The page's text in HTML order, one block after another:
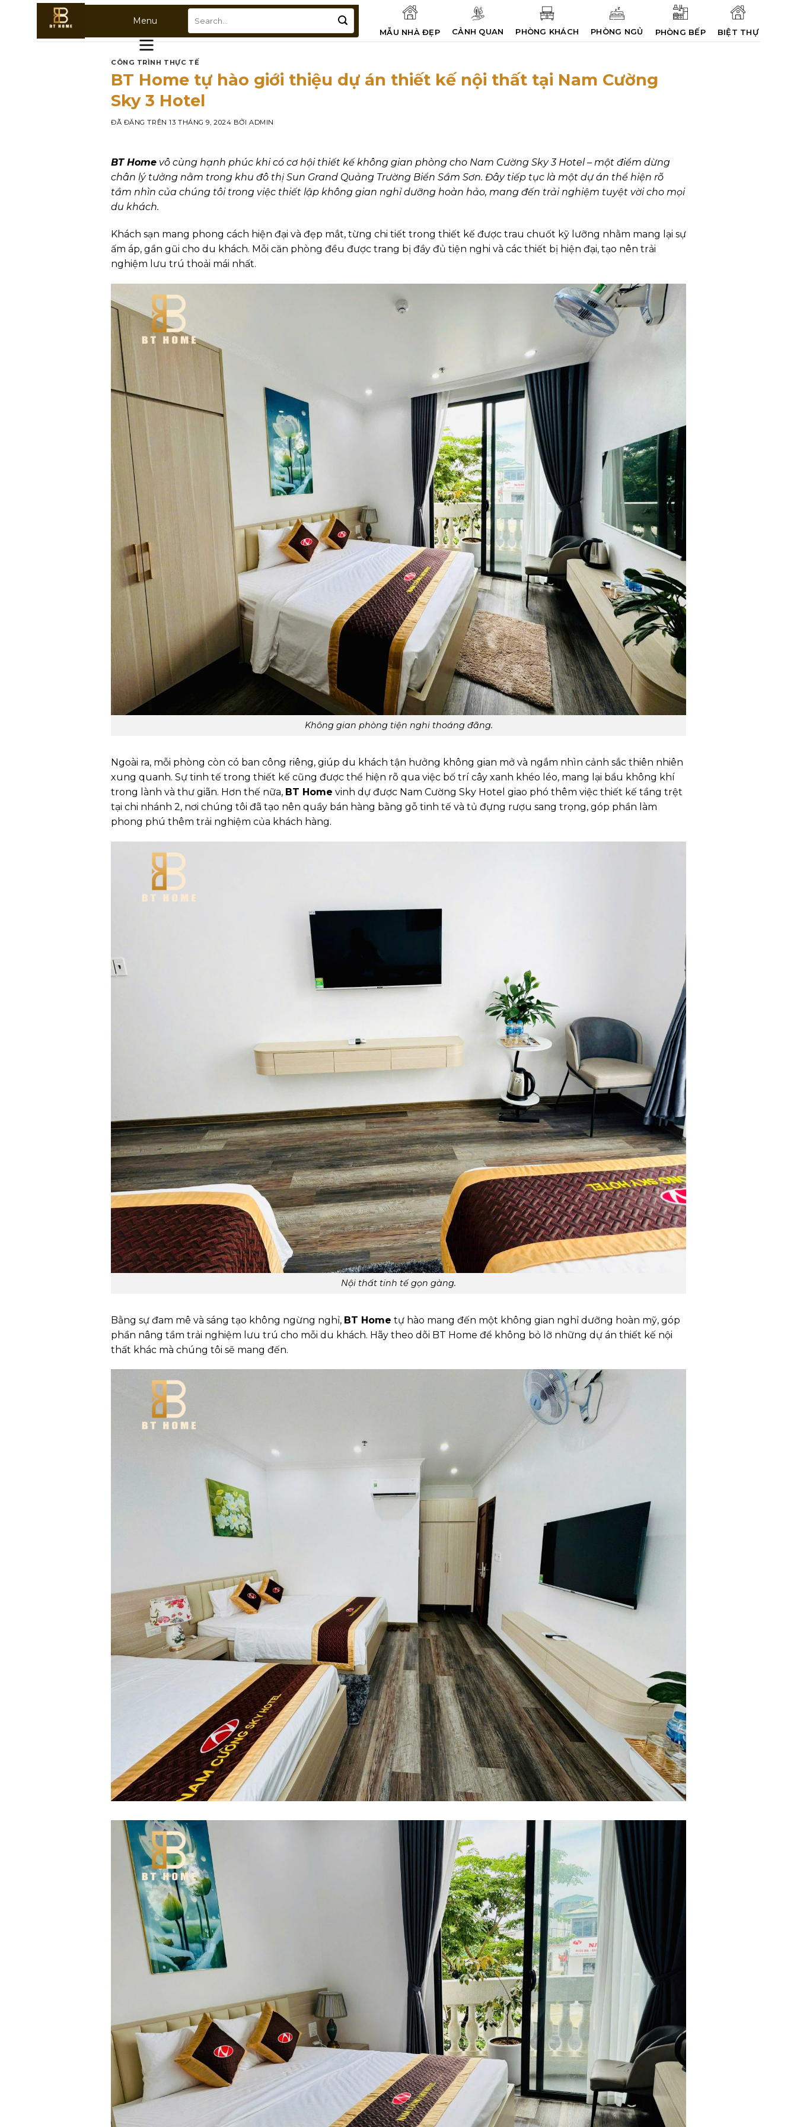
Chuyển
Menu
for:
MẪU NHÀ ĐẸP CẢNH QUAN PHÒNG KHÁCH PHÒNG NGỦ PHÒNG BẾP BIỆT THỰ
CÔNG TRÌNH THỰC TẾ
BT Home tự hào giới thiệu dự án thiết kế nội thất tại Nam Cường
Sky 3 Hotel
ĐÃ ĐĂNG TRÊN13 THÁNG 9, 2024 BỞIADMIN
BT Home vô cùng hạnh phúc khi có cơ hội thiết kế không gian phòng cho Nam Cường Sky 3 Hotel – một điểm dừng
chân lý tưởng nằm trong khu đô thị Sun Grand Quảng Trường Biển Sầm Sơn. Đây tiếp tục là một dự án thể hiện rõ
tầm nhìn của chúng tôi trong việc thiết lập không gian nghỉ dưỡng hoàn hảo, mang đến trải nghiệm tuyệt vời cho mọi
du khách.
Khách sạn mang phong cách hiện đại và đẹp mắt, từng chi tiết trong thiết kế được trau chuốt kỹ lưỡng nhằm mang lại sự
ấm áp, gần gũi cho du khách. Mỗi căn phòng đều được trang bị đầy đủ tiện nghi và các thiết bị hiện đại, tạo nên trải
nghiệm lưu trú thoải mái nhất.
Không gian phòng tiện nghi thoáng đãng.
Ngoài ra, mỗi phòng còn có ban công riêng, giúp du khách tận hưởng không gian mở và ngắm nhìn cảnh sắc thiên nhiên
xung quanh. Sự tinh tế trong thiết kế cũng được thể hiện rõ qua việc bố trí cây xanh khéo léo, mang lại bầu không khí
trong lành và thư giãn. Hơn thế nữa, BT Home vinh dự được Nam Cường Sky Hotel giao phó thêm việc thiết kế tầng trệt
tại chi nhánh 2, nơi chúng tôi đã tạo nên quầy bán hàng bằng gỗ tinh tế và tủ đựng rượu sang trọng, góp phần làm
phong phú thêm trải nghiệm của khách hàng.
Nội thất tinh tế gọn gàng.
Bằng sự đam mê và sáng tạo không ngừng nghỉ, BT Home tự hào mang đến một không gian nghỉ dưỡng hoàn mỹ, góp
phần nâng tầm trải nghiệm lưu trú cho mỗi du khách. Hãy theo dõi BT Home để không bỏ lỡ những dự án thiết kế nội
thất khác mà chúng tôi sẽ mang đến.